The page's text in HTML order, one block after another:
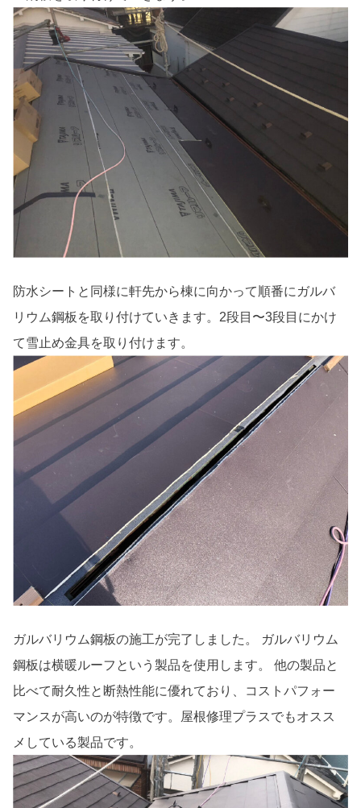
防水シートと同様に軒先から棟に向かって順番にガルバ
リウム鋼板を取り付けていきます。2段目〜3段目にかけ
て雪止め金具を取り付けます。
ガルバリウム鋼板の施工が完了しました。 ガルバリウム
鋼板は横暖ルーフという製品を使用します。 他の製品と
比べて耐久性と断熱性能に優れており、コストパフォー
マンスが高いのが特徴です。屋根修理プラスでもオスス
メしている製品です。